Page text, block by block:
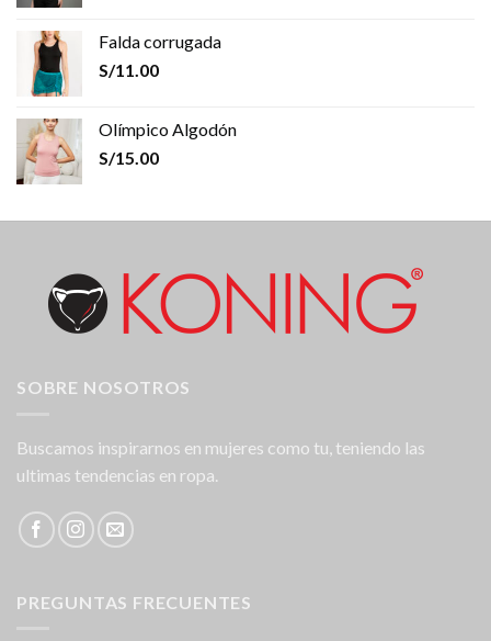
Falda corrugada
S/11.00
Olímpico Algodón
S/15.00
SOBRE NOSOTROS
Buscamos inspirarnos en mujeres como tu, teniendo las
ultimas tendencias en ropa.
PREGUNTAS FRECUENTES